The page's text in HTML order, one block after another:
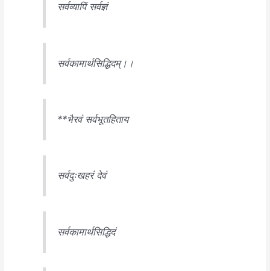
सर्वव्यापिं सर्वज्ञं
सर्वकामार्थसिद्धिदम्।।
**भैरवं सर्वभूतहिताय
सर्वदुःखहरं देवं
सर्वकामार्थसिद्धिदं